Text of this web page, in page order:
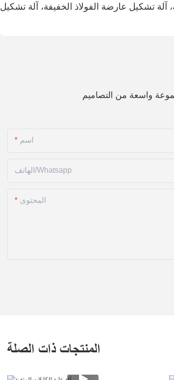
واسعة من التصاميم
اسم
الهاتف/whatsapp
المحتوى
المنتجات ذات الصلة